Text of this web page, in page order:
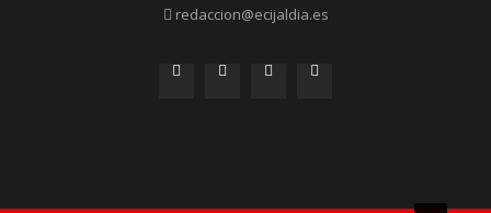
redaccion@ecijaldia.es